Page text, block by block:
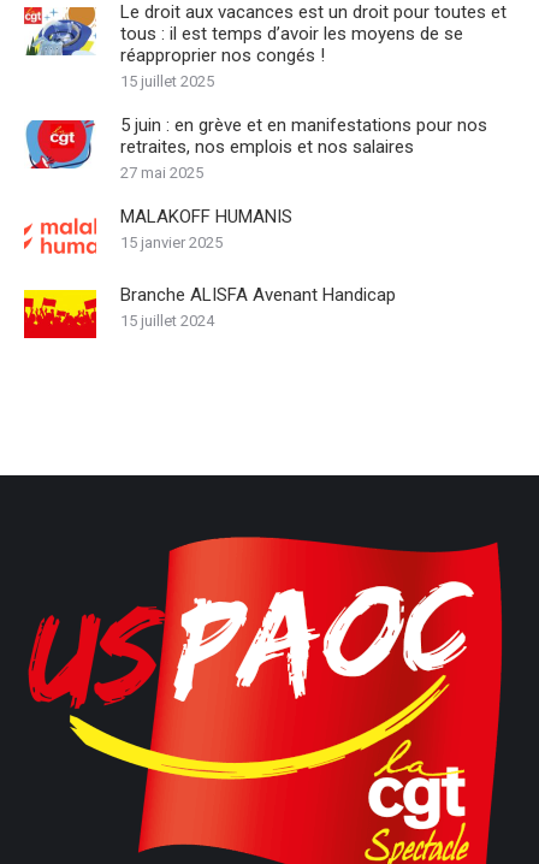
Le droit aux vacances est un droit pour toutes et
tous : il est temps d’avoir les moyens de se
réapproprier nos congés !
15 juillet 2025
5 juin : en grève et en manifestations pour nos
retraites, nos emplois et nos salaires
27 mai 2025
MALAKOFF HUMANIS
15 janvier 2025
Branche ALISFA Avenant Handicap
15 juillet 2024